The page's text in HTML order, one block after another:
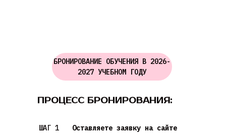
ПРОЦЕСС БРОНИРОВАНИЯ:
ШАГ 1
Оставляете заявку на сайте
БРОНИРОВАНИЕ ОБУЧЕНИЯ В 2026-
2027 УЧЕБНОМ ГОДУ